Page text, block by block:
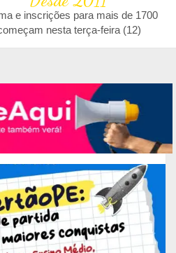
e inscrições para mais de 1700
nesta terça-feira (12)